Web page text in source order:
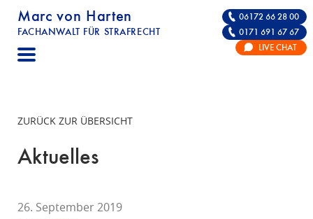
Marc von Harten
FACHANWALT FÜR STRAFRECHT
STRAFRECHT | RECHTSANWALT FÜR DIE
06172 66 28 00
0171 691 67 67
LIVE CHAT
ZURÜCK ZUR ÜBERSICHT
Aktuelles
26. September 2019